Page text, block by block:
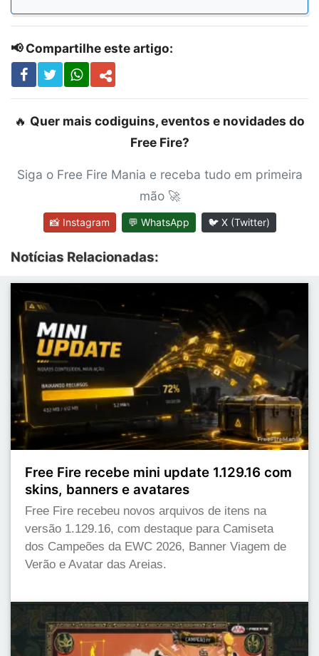
📢 Compartilhe este artigo:
🔥 Quer mais codiguins, eventos e novidades do
Free Fire?
Siga o Free Fire Mania e receba tudo em primeira
mão 🚀
📸 Instagram 💬 WhatsApp 🐦 X (Twitter)
Notícias Relacionadas:
Free Fire recebe mini update 1.129.16 com
skins, banners e avatares
Free Fire recebeu novos arquivos de itens na
versão 1.129.16, com destaque para Camiseta
dos Campeões da EWC 2026, Banner Viagem de
Verão e Avatar das Areias.